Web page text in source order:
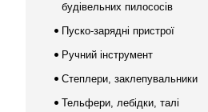
будівельних пилососів
Пуско-зарядні пристрої
Ручний інструмент
Степлери, заклепувальники
Тельфери, лебідки, талі